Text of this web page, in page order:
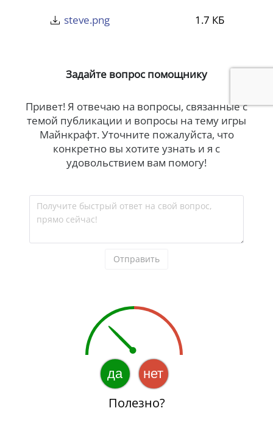
steve.png
1.7 КБ
Задайте вопрос помощнику
Привет! Я отвечаю на вопросы, связанные с
темой публикации и вопросы на тему игры
Майнкрафт. Уточните пожалуйста, что
конкретно вы хотите узнать и я с
удовольствием вам помогу!
Получите быстрый ответ на свой вопрос,
прямо сейчас!
Отправить
да нет
Полезно?